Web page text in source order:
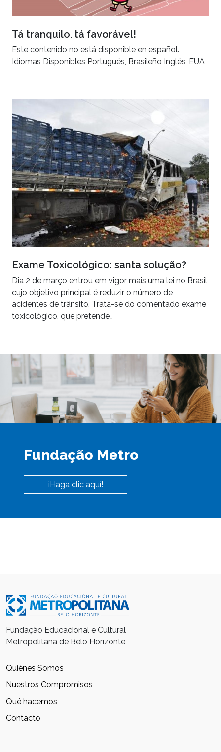
Tá tranquilo, tá favorável!
Este contenido no está disponible en español.
Idiomas Disponibles Portugués, Brasileño Inglés, EUA
Exame Toxicológico: santa solução?
Dia 2 de março entrou em vigor mais uma lei no Brasil,
cujo objetivo principal é reduzir o número de
acidentes de trânsito. Trata-se do comentado exame
toxicológico, que pretende…
Fundação Metro
¡Haga clic aquí!
Fundação Educacional e Cultural
Metropolitana de Belo Horizonte
Quiénes Somos
Nuestros Compromisos
Qué hacemos
Contacto